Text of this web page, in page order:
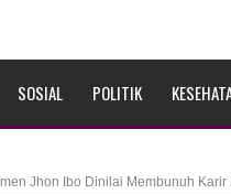
SOSIAL POLITIK
Jhon Ibo Dinilai Membunuh Karir